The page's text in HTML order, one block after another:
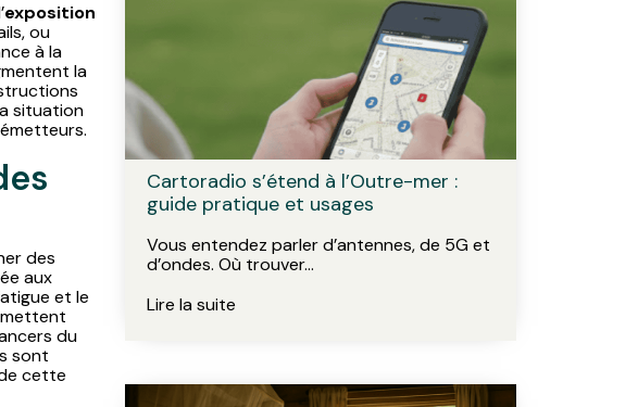
exposition
ou
à la
la
situation
des
aux
et le
mettent
du
sont
cette
Cartoradio s’étend à l’Outre-mer :
guide pratique et usages
Vous entendez parler d’antennes, de 5G et
d’ondes. Où trouver…
Lire la suite